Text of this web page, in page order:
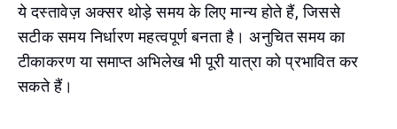
ये दस्तावेज़ अक्सर थोड़े समय के लिए मान्य होते हैं, जिससे
सटीक समय निर्धारण महत्वपूर्ण बनता है। अनुचित समय का
टीकाकरण या समाप्त अभिलेख भी पूरी यात्रा को प्रभावित कर
सकते हैं।